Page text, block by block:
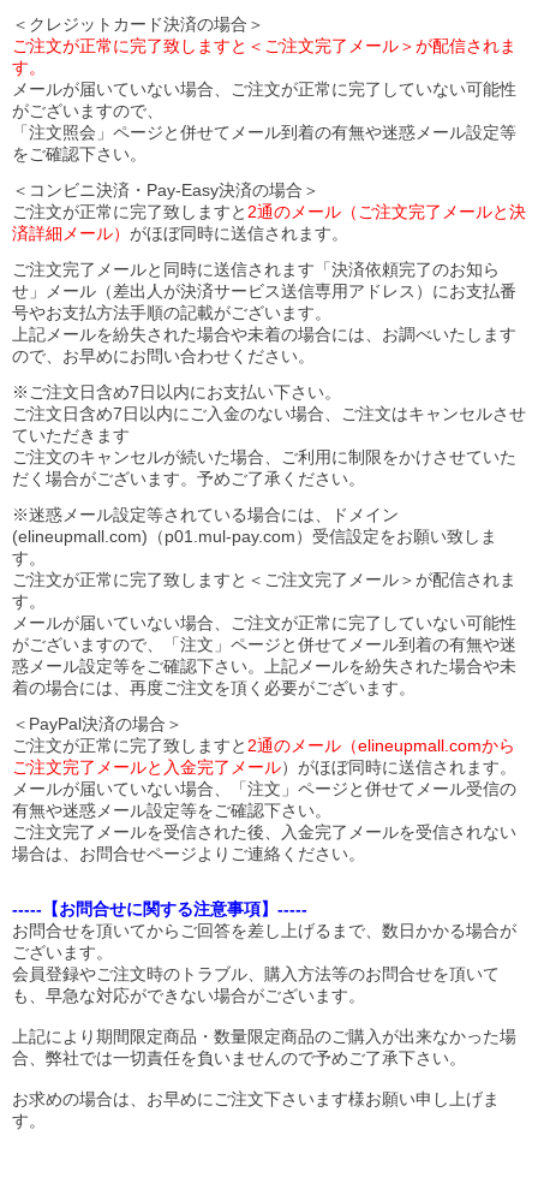
＜クレジットカード決済の場合＞
ご注文が正常に完了致しますと＜ご注文完了メール＞が配信されま
す。
メールが届いていない場合、ご注文が正常に完了していない可能性
がございますので、
「注文照会」ページと併せてメール到着の有無や迷惑メール設定等
をご確認下さい。
＜コンビニ決済・Pay-Easy決済の場合＞
ご注文が正常に完了致しますと 2通のメール（ご注文完了メールと決
済詳細メール） がほぼ同時に送信されます。
ご注文完了メールと同時に送信されます「決済依頼完了のお知ら
せ」メール（差出人が決済サービス送信専用アドレス）にお支払番
号やお支払方法手順の記載がございます。
上記メールを紛失された場合や未着の場合には、お調べいたします
ので、お早めにお問い合わせください。
※ご注文日含め7日以内にお支払い下さい。
ご注文日含め7日以内にご入金のない場合、ご注文はキャンセルさせ
ていただきます
ご注文のキャンセルが続いた場合、ご利用に制限をかけさせていた
だく場合がございます。予めご了承ください。
※迷惑メール設定等されている場合には、ドメイン
(elineupmall.com)（p01.mul-pay.com）受信設定をお願い致しま
す。
ご注文が正常に完了致しますと＜ご注文完了メール＞が配信されま
す。
メールが届いていない場合、ご注文が正常に完了していない可能性
がございますので、「注文」ページと併せてメール到着の有無や迷
惑メール設定等をご確認下さい。
上記メールを紛失された場合や未
着の場合には、再度ご注文を頂く必要がございます。
＜PayPal決済の場合＞
ご注文が正常に完了致しますと 2通のメール（elineupmall.comから
ご注文完了メールと入金完了メール）がほぼ同時に送信されます。
メールが届いていない場合、「注文」ページと併せてメール受信の
有無や迷惑メール設定等をご確認下さい。
ご注文完了メールを受信された後、入金完了メールを受信されない
場合は、お問合せページよりご連絡ください。
-----【お問合せに関する注意事項】-----
お問合せを頂いてからご回答を差し上げるまで、数日かかる場合が
ございます。
会員登録やご注文時のトラブル、購入方法等のお問合せを頂いて
も、早急な対応ができない場合がございます。
上記により期間限定商品・数量限定商品のご購入が出来なかった場
合、弊社では一切責任を負いませんので予めご了承下さい。
お求めの場合は、お早めにご注文下さいます様お願い申し上げま
す。